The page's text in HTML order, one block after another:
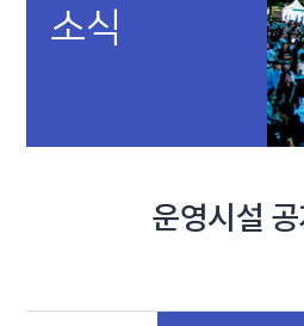
소식
운영시설